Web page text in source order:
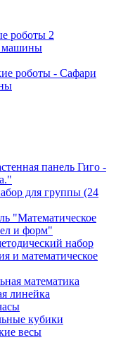
роботы 2
машины
роботы - Сафари
панель Гиго -
для группы (24
"Математическое
и форм"
набор
и математическое
математика
линейка
кубики
весы